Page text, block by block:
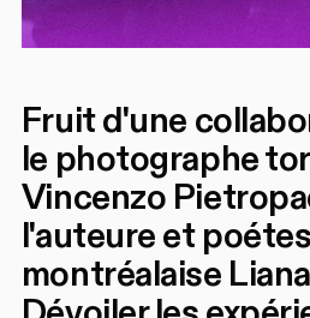
Fruit d'une
le photographe
Vincenzo
l'auteure et
montréalaise